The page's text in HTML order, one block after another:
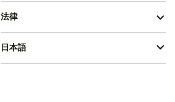
法律
日本語